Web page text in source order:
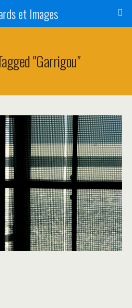
et Images
"garrigou"